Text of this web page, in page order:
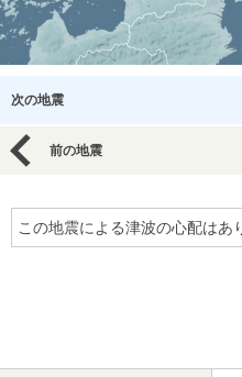
次の地震
前の地震
この地震による津波の心配はあ